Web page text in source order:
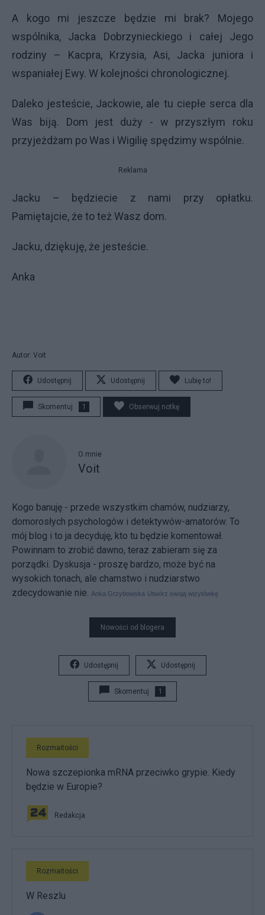
A kogo mi jeszcze będzie mi brak? Mojego
wspólnika, Jacka Dobrzynieckiego i całej Jego
rodziny – Kacpra, Krzysia, Asi, Jacka juniora i
wspaniałej Ewy. W kolejności chronologicznej.
Daleko jesteście, Jackowie, ale tu ciepłe serca dla
Was biją. Dom jest duży -
w przyszłym roku
przyjeżdżam po Was i Wigilię spędzimy wspólnie.
Reklama
Jacku – będziecie z nami przy opłatku.
Pamiętajcie, że to też Wasz dom.
Jacku, dziękuję, że jesteście.
Anka
Autor: Voit
Udostępnij Udostępnij Lubię to!
Skomentuj 1 Obserwuj notkę
O mnie
Voit
Kogo banuję - przede wszystkim chamów, nudziarzy,
domorosłych psychologów i detektywów-amatorów. To
mój blog i to ja decyduję, kto tu będzie komentował.
Powinnam to zrobić dawno, teraz zabieram się za
porządki. Dyskusja - proszę bardzo, może być na
wysokich tonach, ale chamstwo i nudziarstwo
zdecydowanie nie.
Anka Grzybowska Utwórz swoją wizytówkę
Nowości od blogera
Udostępnij Udostępnij
Skomentuj 1
Rozmaitości
Nowa szczepionka mRNA przeciwko grypie. Kiedy
będzie w Europie?
Redakcja
Rozmaitości
W Reszlu